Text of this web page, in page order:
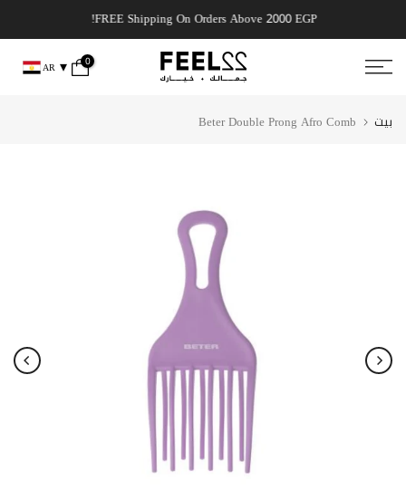
إلى
المحتوى
FREE Shipping On Orders Above 2000 EGP!
0
AR
بيت Beter Double Prong Afro Comb